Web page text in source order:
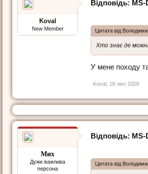
Koval
New Member
Відповідь: МS-
Цитата від
Хто знає де
У мене походу
Koval 18 лют 2008
Мих
Дуже важлива
персона
Відповідь: МS-
Цитата від